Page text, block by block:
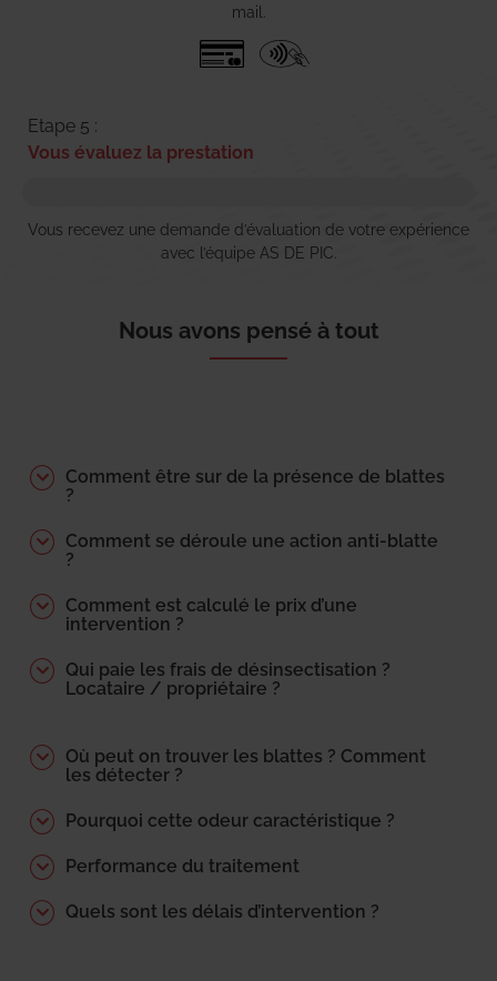
mail.
Etape 5 :
Vous évaluez la prestation
Vous recevez une demande d’évaluation de votre expérience
avec l’équipe AS DE PIC.
Nous avons pensé à tout
Comment être sur de la présence de blattes
?
Comment se déroule une action anti-blatte
?
Comment est calculé le prix d’une
intervention ?
Qui paie les frais de désinsectisation ?
Locataire / propriétaire ?
Où peut on trouver les blattes ? Comment
les détecter ?
Pourquoi cette odeur caractéristique ?
Performance du traitement
Quels sont les délais d’intervention ?